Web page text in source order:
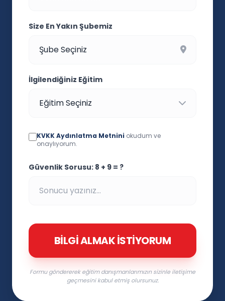
Size En Yakın Şubemiz
İlgilendiğiniz Eğitim
KVKK Aydınlatma Metnini okudum ve
onaylıyorum.
Güvenlik Sorusu: 8 + 9 = ?
BILGI ALMAK İSTIYORUM
Formu göndererek eğitim danışmanlarımızın sizinle iletişime
geçmesini kabul etmiş olursunuz.